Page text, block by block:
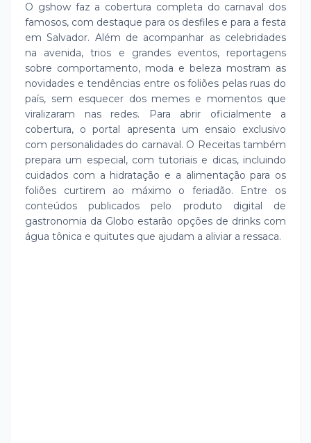
O gshow faz a cobertura completa do carnaval dos
famosos, com destaque para os desfiles e para a festa
em Salvador. Além de acompanhar as celebridades
na avenida, trios e grandes eventos, reportagens
sobre comportamento, moda e beleza mostram as
novidades e tendências entre os foliões pelas ruas do
país, sem esquecer dos memes e momentos que
viralizaram nas redes. Para abrir oficialmente a
cobertura, o portal apresenta um ensaio exclusivo
com personalidades do carnaval. O Receitas também
prepara um especial, com tutoriais e dicas, incluindo
cuidados com a hidratação e a alimentação para os
foliões curtirem ao máximo o feriadão. Entre os
conteúdos publicados pelo produto digital de
gastronomia da Globo estarão opções de drinks com
água tônica e quitutes que ajudam a aliviar a ressaca.